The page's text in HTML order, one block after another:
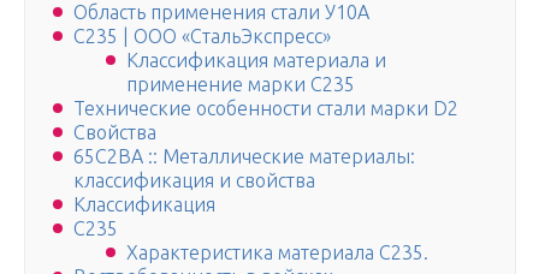
Область применения стали У10А
С235 | ООО «СтальЭкспресс»
Классификация материала и
применение марки С235
Технические особенности стали марки D2
Свойства
65С2ВА :: Металлические материалы:
классификация и свойства
Классификация
С235
Характеристика материала С235.